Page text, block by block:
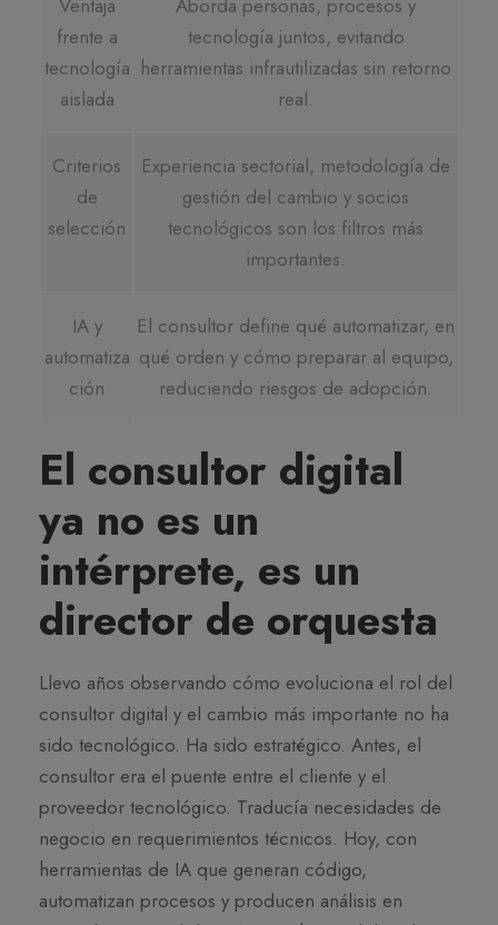
Ventaja
frente a
tecnología
aislada
Aborda personas, procesos y
tecnología juntos, evitando
herramientas infrautilizadas sin retorno
real.
Criterios
de
selección
Experiencia sectorial, metodología de
gestión del cambio y socios
tecnológicos son los filtros más
importantes.
IA y
automatiza
ción
El consultor define qué automatizar, en
qué orden y cómo preparar al equipo,
reduciendo riesgos de adopción.
El consultor digital
ya no es un
intérprete, es un
director de orquesta
Llevo años observando cómo evoluciona el rol del
consultor digital y el cambio más importante no ha
sido tecnológico. Ha sido estratégico. Antes, el
consultor era el puente entre el cliente y el
proveedor tecnológico. Traducía necesidades de
negocio en requerimientos técnicos. Hoy, con
herramientas de IA que generan código,
automatizan procesos y producen análisis en